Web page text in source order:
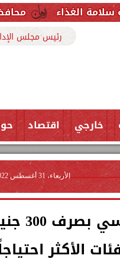
محافظ الغربية
رئيس مجلس
خارجي اقتصاد
الأربعاء، 31 أغسطس 2022
النائب
الأكثر